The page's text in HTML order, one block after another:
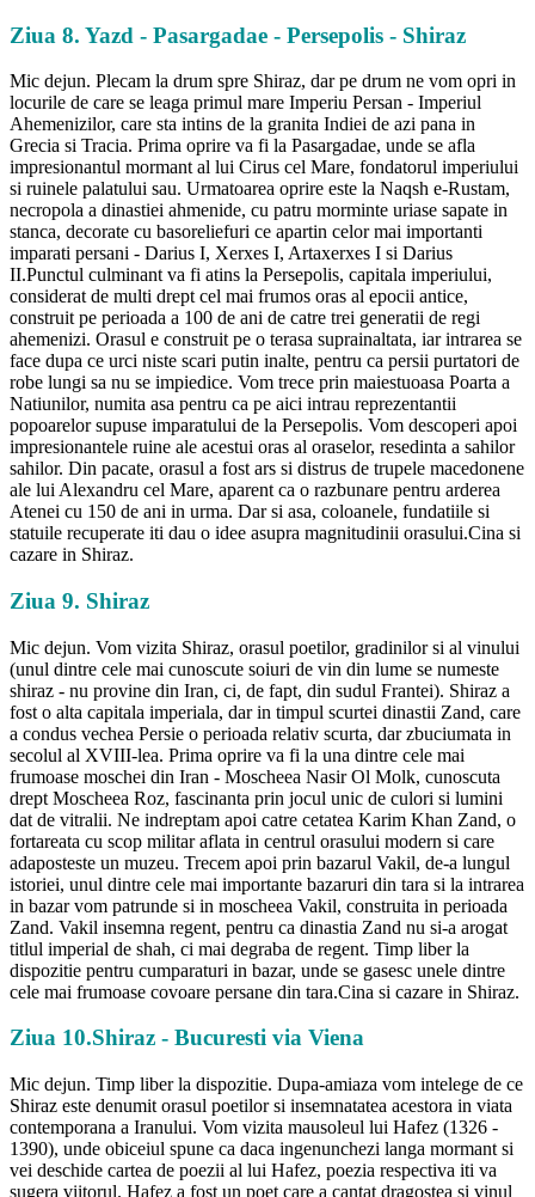
Ziua 8. Yazd - Pasargadae - Persepolis - Shiraz
Mic dejun. Plecam la drum spre Shiraz, dar pe drum ne vom opri in
locurile de care se leaga primul mare Imperiu Persan - Imperiul
Ahemenizilor, care sta intins de la granita Indiei de azi pana in
Grecia si Tracia. Prima oprire va fi la Pasargadae, unde se afla
impresionantul mormant al lui Cirus cel Mare, fondatorul imperiului
si ruinele palatului sau. Urmatoarea oprire este la Naqsh e-Rustam,
necropola a dinastiei ahmenide, cu patru morminte uriase sapate in
stanca, decorate cu basoreliefuri ce apartin celor mai importanti
imparati persani - Darius I, Xerxes I, Artaxerxes I si Darius
II.Punctul culminant va fi atins la Persepolis, capitala imperiului,
considerat de multi drept cel mai frumos oras al epocii antice,
construit pe perioada a 100 de ani de catre trei generatii de regi
ahemenizi. Orasul e construit pe o terasa suprainaltata, iar intrarea se
face dupa ce urci niste scari putin inalte, pentru ca persii purtatori de
robe lungi sa nu se impiedice. Vom trece prin maiestuoasa Poarta a
Natiunilor, numita asa pentru ca pe aici intrau reprezentantii
popoarelor supuse imparatului de la Persepolis. Vom descoperi apoi
impresionantele ruine ale acestui oras al oraselor, resedinta a sahilor
sahilor. Din pacate, orasul a fost ars si distrus de trupele macedonene
ale lui Alexandru cel Mare, aparent ca o razbunare pentru arderea
Atenei cu 150 de ani in urma. Dar si asa, coloanele, fundatiile si
statuile recuperate iti dau o idee asupra magnitudinii orasului.Cina si
cazare in Shiraz.
Ziua 9. Shiraz
Mic dejun. Vom vizita Shiraz, orasul poetilor, gradinilor si al vinului
(unul dintre cele mai cunoscute soiuri de vin din lume se numeste
shiraz - nu provine din Iran, ci, de fapt, din sudul Frantei). Shiraz a
fost o alta capitala imperiala, dar in timpul scurtei dinastii Zand, care
a condus vechea Persie o perioada relativ scurta, dar zbuciumata in
secolul al XVIII-lea. Prima oprire va fi la una dintre cele mai
frumoase moschei din Iran - Moscheea Nasir Ol Molk, cunoscuta
drept Moscheea Roz, fascinanta prin jocul unic de culori si lumini
dat de vitralii. Ne indreptam apoi catre cetatea Karim Khan Zand, o
fortareata cu scop militar aflata in centrul orasului modern si care
adaposteste un muzeu. Trecem apoi prin bazarul Vakil, de-a lungul
istoriei, unul dintre cele mai importante bazaruri din tara si la intrarea
in bazar vom patrunde si in moscheea Vakil, construita in perioada
Zand. Vakil insemna regent, pentru ca dinastia Zand nu si-a arogat
titlul imperial de shah, ci mai degraba de regent. Timp liber la
dispozitie pentru cumparaturi in bazar, unde se gasesc unele dintre
cele mai frumoase covoare persane din tara.Cina si cazare in Shiraz.
Ziua 10.Shiraz - Bucuresti via Viena
Mic dejun. Timp liber la dispozitie. Dupa-amiaza vom intelege de ce
Shiraz este denumit orasul poetilor si insemnatatea acestora in viata
contemporana a Iranului. Vom vizita mausoleul lui Hafez (1326 -
1390), unde obiceiul spune ca daca ingenunchezi langa mormant si
vei deschide cartea de poezii al lui Hafez, poezia respectiva iti va
sugera viitorul. Hafez a fost un poet care a cantat dragostea si vinul